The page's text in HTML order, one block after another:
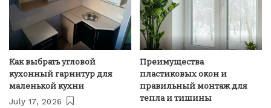
Как выбрать угловой
кухонный гарнитур для
маленькой кухни
July 17, 2026
Преимущества
пластиковых окон и
правильный монтаж для
тепла и тишины